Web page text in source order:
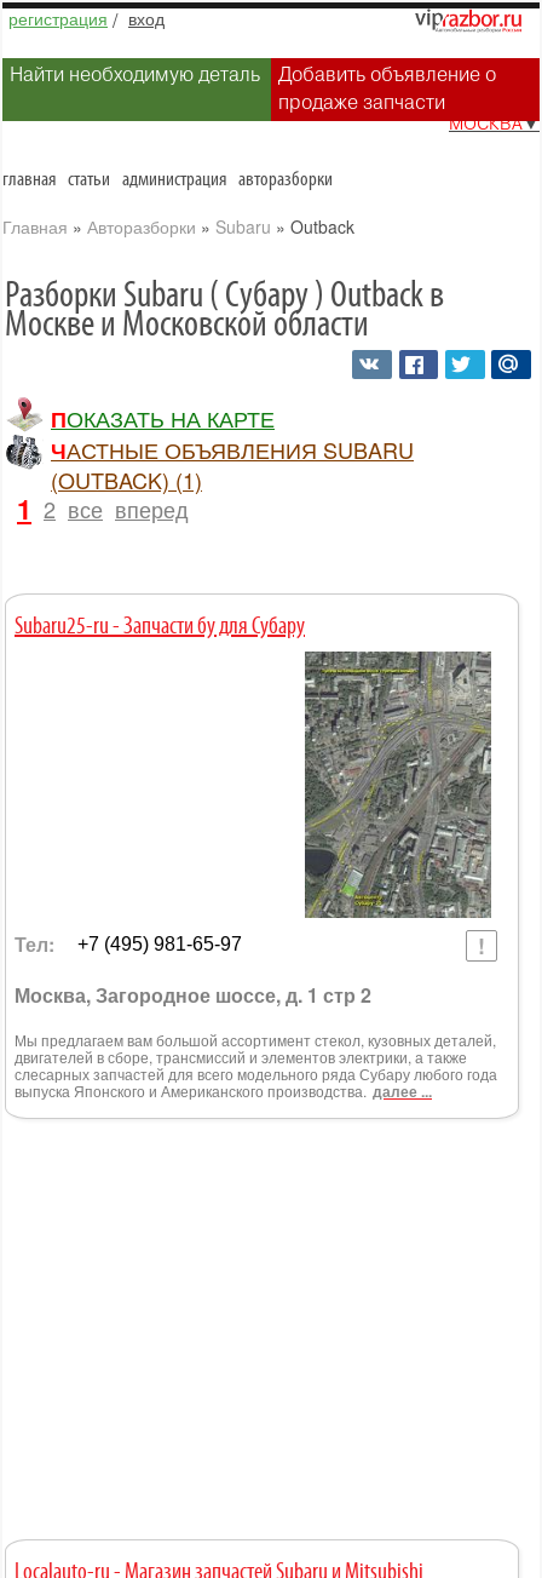
регистрация / вход
Найти необходимую деталь
Добавить объявление о
продаже запчасти
МОСКВА▼
главная статьи администрация авторазборки
Главная » Авторазборки » Subaru » Outback
Разборки Subaru ( Субару ) Outback в
Москве и Московской области
ПОКАЗАТЬ НА КАРТЕ
ЧАСТНЫЕ ОБЪЯВЛЕНИЯ SUBARU
(OUTBACK) (1)
1 2 все вперед
Subaru25-ru - Запчасти бу для Субару
Тел: +7 (495) 981-65-97
Москва, Загородное шоссе, д. 1 стр 2
Мы предлагаем вам большой ассортимент стекол, кузовных деталей,
двигателей в сборе, трансмиссий и элементов электрики, а также
слесарных запчастей для всего модельного ряда Субару любого года
выпуска Японского и Американского производства. далее ...